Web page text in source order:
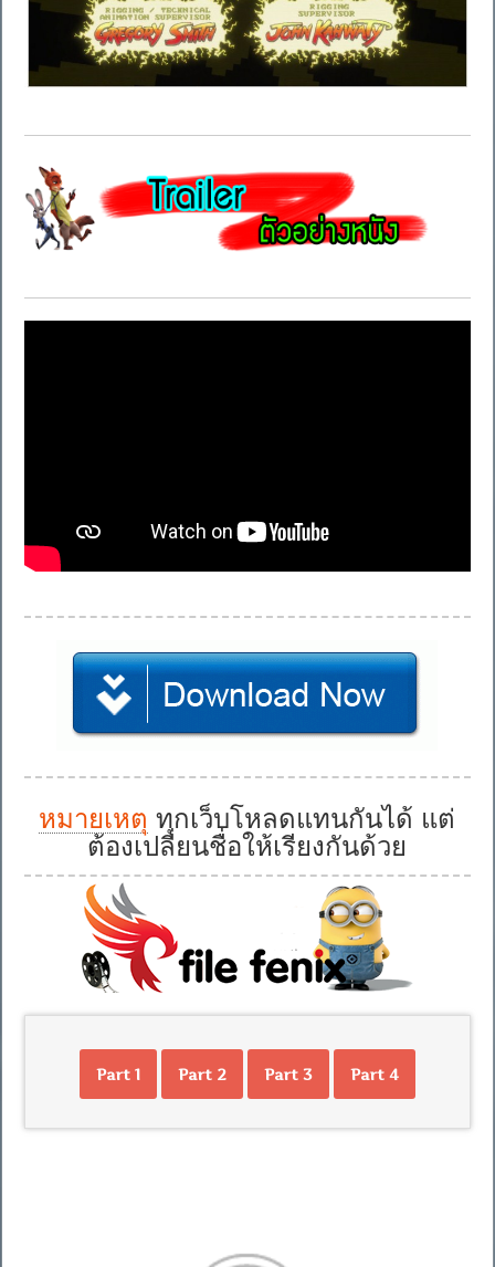
หมายเหตุ ทุกเว็บโหลดแทนกันได้ แต่
ต้องเปลี่ยนชื่อให้เรียงกันด้วย
Part 1 Part 2 Part 3 Part 4